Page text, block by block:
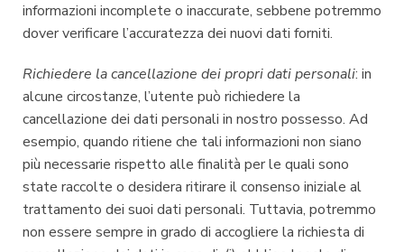
informazioni incomplete o inaccurate, sebbene potremmo
dover verificare l’accuratezza dei nuovi dati forniti.
Richiedere la cancellazione dei propri dati personali: in
alcune circostanze, l’utente può richiedere la
cancellazione dei dati personali in nostro possesso. Ad
esempio, quando ritiene che tali informazioni non siano
più necessarie rispetto alle finalità per le quali sono
state raccolte o desidera ritirare il consenso iniziale al
trattamento dei suoi dati personali. Tuttavia, potremmo
non essere sempre in grado di accogliere la richiesta di